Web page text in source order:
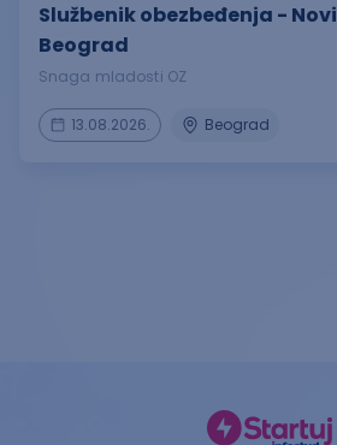
Službenik obezbeđenja - Novi
Beograd
Snaga mladosti OZ
13.08.2026. Beograd